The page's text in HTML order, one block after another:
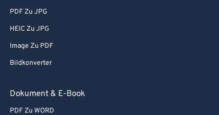
PDF Zu JPG
HEIC Zu JPG
Image Zu PDF
Bildkonverter
Dokument & E-Book
PDF Zu WORD